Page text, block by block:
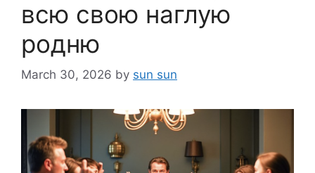
всю свою наглую
родню
March 30, 2026 by sun sun